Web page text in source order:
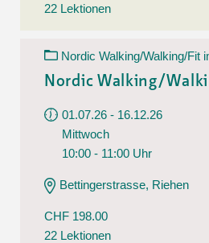
22 Lektionen
Nordic Walking/Walking/Fit
Nordic Walking/
01.07.26 - 16.12.26
Mittwoch
10:00 - 11:00 Uhr
Bettingerstrasse, Riehen
CHF 198.00
22 Lektionen